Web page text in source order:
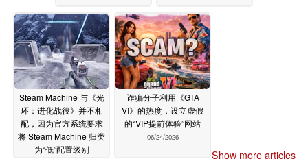
Steam Machine 与《光
环：进化战役》并不相
配，因为官方系统要求
将 Steam Machine 归类
为“低”配置级别
诈骗分子利用《GTA
VI》的热度，设立虚假
的“VIP提前体验”网站
06/24/2026
Show more articles